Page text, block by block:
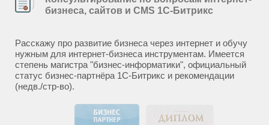
бизнеса, сайтов и CMS 1С-Битрикс
Расскажу про развитие бизнеса через интернет и обучу
нужным для интернет-бизнеса инструментам. Имеется
степень магистра "бизнес-информатики", официальный
статус бизнес-партнёра 1С-Битрикс и рекомендации
(недв./стр-во).